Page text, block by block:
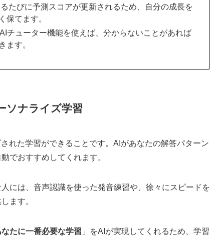
たびに予測スコアが更新されるため、自分の成長を
保てます。
チューター機能を使えば、分からないことがあれば
ます。
ソナライズ学習
れた学習ができることです。AIがあなたの解答パターン
でおすすめしてくれます。
には、音声認識を使った発音練習や、徐々にスピードを
ます。
たに一番必要な学習 」をAIが実現してくれるため、学習